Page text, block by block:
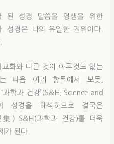
된 성경 말씀을 영생을 위한
성경은 나의 유일한 권위이다.
화와 다른 것이 아무것도 없는
다음 여러 항목에서 보듯,
과학과 건강’(S&H, Science and
성경을 해석하므로 결국은
) S&H(과학과 건강)를 더욱
가 된다.